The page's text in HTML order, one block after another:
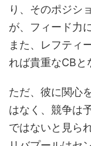
り、そのポジシ
が、フィード力
また、レフティ
れば貴重なCBと
ただ、彼に関心
はなく、競争は
ではないと見ら